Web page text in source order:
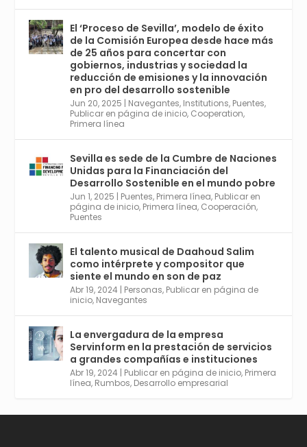
Avata
r
Sevilla World @worldsevilla ·
21 May 2024
Conoce a @mvbim, la empresa sevillana
que ha sido pionera en España en el uso de
la tecnología BIM para digitalizar e
industrializar la arquitectura y la
construcción. Ver su dimensión
internacional en el reportaje de
@juanluispavon1 en @elCorreoWeb :
https://tinyurl.com/yfa2h55p
2 6 Twitter
Avata
Sevilla World @worldsevilla ·
30 Abr 2024
Aprovéchalo si vives en Sevilla capital o
provincia. Curso gratuito en Internet de las
Cosas, Inteligencia Artificial y Smart Cities
plazo acaba el 2 de mayo. Dota de gran
empleabilidad. Ver y enlace a inscripción:
https://tinyurl.com/yu5xhwjr
El ‘Proceso de Sevilla’, modelo de éxito
de la Comisión Europea desde hace más
de 25 años para concertar con
gobiernos, industrias y sociedad la
reducción de emisiones y la innovación
en pro del desarrollo sostenible
Jun 20, 2025 | Navegantes, Institutions, Puentes,
Publicar en página de inicio, Cooperation,
Primera línea
Sevilla es sede de la Cumbre de Naciones
Unidas para la Financiación del
Desarrollo Sostenible en el mundo pobre
Jun 1, 2025 | Puentes, Primera línea, Publicar en
página de inicio, Primera línea, Cooperación,
Puentes
El talento musical de Daahoud Salim
como intérprete y compositor que
siente el mundo en son de paz
Abr 19, 2024 | Personas, Publicar en página de
inicio, Navegantes
La envergadura de la empresa
Servinform en la prestación de servicios
a grandes compañías e instituciones
Abr 19, 2024 | Publicar en página de inicio, Primera
línea, Rumbos, Desarrollo empresarial